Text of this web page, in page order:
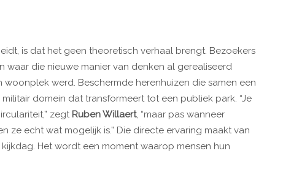
is dat het geen theoretisch verhaal brengt. Bezoekers
waar die nieuwe manier van denken al gerealiseerd
woonplek werd. Beschermde herenhuizen die samen een
domein dat transformeert tot een publiek park. “Je
zegt Ruben Willaert, “maar pas wanneer
ze echt wat mogelijk is.” Die directe ervaring maakt van
Het wordt een moment waarop mensen hun